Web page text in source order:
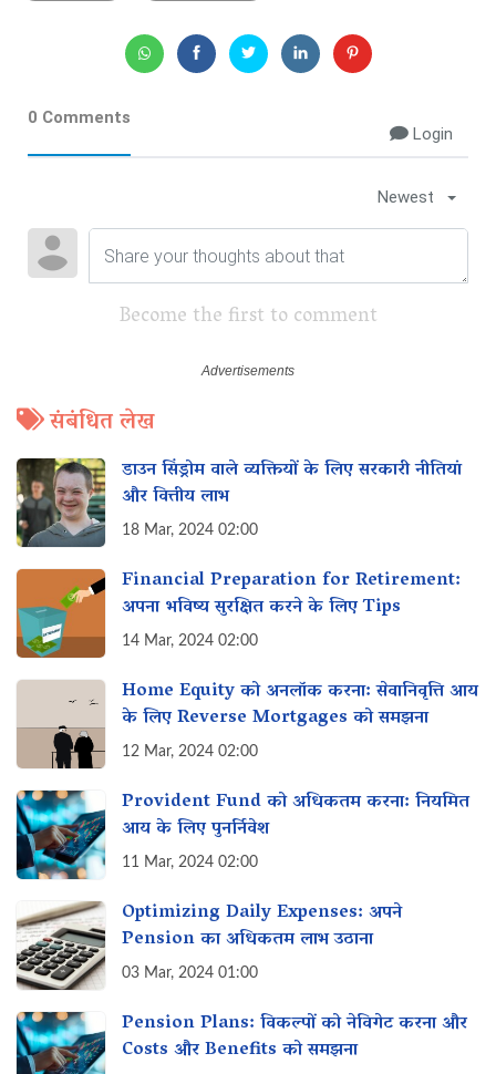
0 Comments
Login
Newest
Become the first to comment
संबंधित लेख
डाउन सिंड्रोम वाले व्यक्तियों के लिए सरकारी नीतियां
और वित्तीय लाभ
18 Mar, 2024 02:00
Financial Preparation for Retirement:
अपना भविष्य सुरक्षित करने के लिए Tips
14 Mar, 2024 02:00
Home Equity को अनलॉक करना: सेवानिवृत्ति आय
के लिए Reverse Mortgages को समझना
12 Mar, 2024 02:00
Provident Fund को अधिकतम करना: नियमित
आय के लिए पुनर्निवेश
11 Mar, 2024 02:00
Optimizing Daily Expenses: अपने
Pension का अधिकतम लाभ उठाना
03 Mar, 2024 01:00
Pension Plans: विकल्पों को नेविगेट करना और‌
Costs और Benefits को समझना